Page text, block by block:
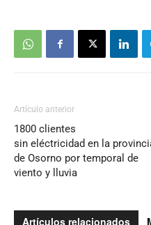
Artículo anterior
1800 clientes
sin eléctricidad en la
de Osorno por temporal de
viento y lluvia
Artículos relacionados